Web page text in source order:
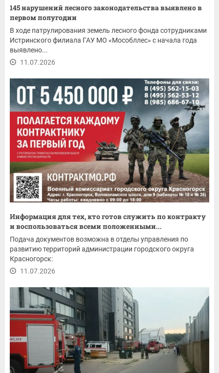
145 нарушений лесного законодательства выявлено в
первом полугодии
В ходе патрулирования земель лесного фонда сотрудниками
Истринского филиала ГАУ МО «Мособллес» с начала года
выявлено...
11.07.2026
Информация для тех, кто готов служить по контракту
и воспользоваться всеми положенными...
Подача документов возможна в отделы управления по
развитию территорий администрации городского округа
Красногорск:
11.07.2026